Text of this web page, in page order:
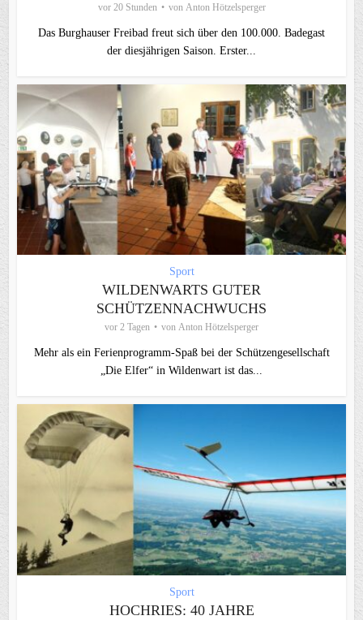
vor 20 Stunden von Anton Hötzelsperger
Das Burghauser Freibad freut sich über den 100.000. Badegast
der diesjährigen Saison. Erster...
Sport
WILDENWARTS GUTER
SCHÜTZENNACHWUCHS
vor 2 Tagen von Anton Hötzelsperger
Mehr als ein Ferienprogramm-Spaß bei der Schützengesellschaft
„Die Elfer“ in Wildenwart ist das...
Sport
HOCHRIES: 40 JAHRE